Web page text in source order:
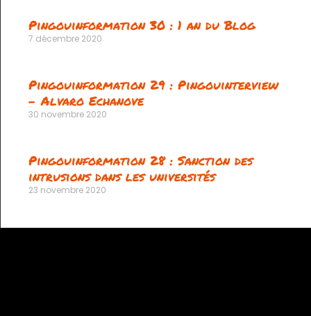
Pingouinformation 30 : 1 an du Blog
7 décembre 2020
Pingouinformation 29 : Pingouinterview
– Alvaro Echanove
30 novembre 2020
Pingouinformation 28 : Sanction des
intrusions dans les universités
23 novembre 2020